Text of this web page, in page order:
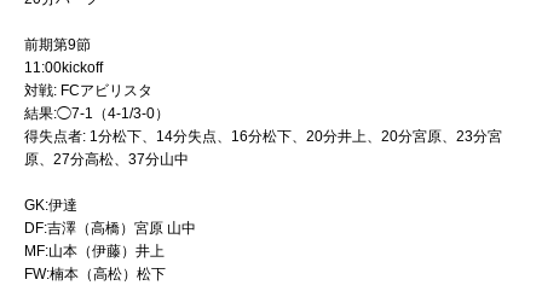
前期第9節
11:00kickoff
対戦: FCアビリスタ
結果:◯7-1（4-1/3-0）
得失点者: 1分松下、14分失点、16分松下、20分井上、20分宮原、23分宮
原、27分高松、37分山中
GK:伊達
DF:吉澤（高橋）宮原 山中
MF:山本（伊藤）井上
FW:楠本（高松）松下